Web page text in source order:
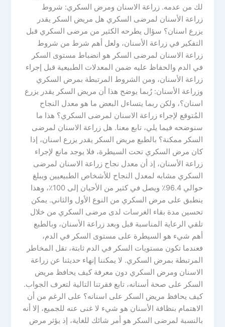
لك من عدمه. زراعة الاسنان ومرض السكري: شروط
زراعة الأسنان لمرضى السكري هل مريض السكر يقدر
يزرع اسنان؟ سؤال يطرحه الكثير من مرضى السكري قبل
التفكير في زراعة الأسنان، ولعل أهم شرط من شروط
زراعة الاسنان لمرضى السكر هو انضباط مستوى السكر
في الدم والحفاظ عليه ضمن المعدلات الطبيعية قبل إجراء
زراعة الأسنان، ومن الشروط المرتبطة بمرض السكري
وزراعة الأسنان: رُبما يوضح هذا أن مريض السكر يقدر يزرع
اسنان؟، ولكن ربما يتساءل البعض ما هو معدل النجاح
المُتوقع لإجراء زراعة الاسنان لمرضى السكري؟ هذا ما
سنوضحه فيما يلي، تابع معنا. هل زراعة الاسنان لمرضى
السكر ممكنة؟ بالطبع مريض السكر يقدر يزرع اسنان، إذا
كان مرض السكري تحت السيطرة، فلا يوجد مانع لإجراء
زراعة الأسنان، إذ أن معدل نجاح زراعة الاسنان لمرضى
السكري مشابه لمعدل النجاح للأشخاص الطبيعيين ويبلغ
حوالي 96.4٪ ويصل في كثير من الأحيان إلى 100٪، وهذا
ينطبق على مرض السكري من النوع الأول والثاني. يمكن
تحسين مدة بقاء الغرسات لدى مرضى السكري من خلال
تلقي الرعاية المناسبة قبل وبعد زراعة الأسنان، وبالطبع
أهم شيء هو السيطرة على مستوى السكر في الدم،
فعندما تكون مستويات السكر في الدم ثابتة، تقل المخاطر
المرتبطة بمرض السكري. لا يمكننا إنهاء حديثنا عن زراعة
الاسنان ومرض السكري دون معرفة كيف يحافظ مريض
السكر على صحة أسنانه، تابع فقرتنا التالية لتعرف الجواب.
كيف يحافظ مريض السكر على اسنانه؟ على الرغم من أن
الاهتمام بنظافة الأسنان هو شيء لا غنى عنه للجميع، إلا أنه
بالنسبة لمرضى السكر هو أمر شائك للغاية، إذ يؤثر مرض